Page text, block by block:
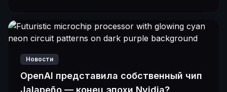
Новости
OpenAI представила собственный чип
Jalapeño — конец эпохи Nvidia?